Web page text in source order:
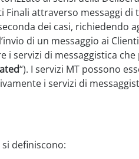
attraverso messaggi di
dei casi, richiedendo
di un messaggio ai
i servizi di messaggistica
“). I servizi MT possono
i servizi di
definiscono: